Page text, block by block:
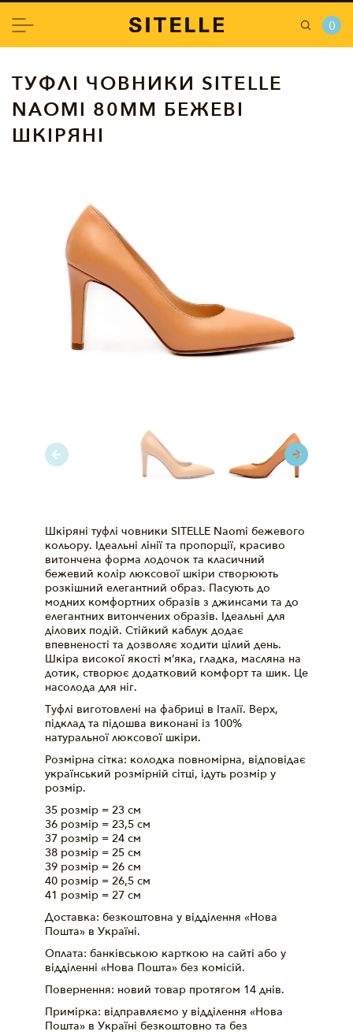
0
ТУФЛІ ЧОВНИКИ SITELLE
NAOMI 80ММ БЕЖЕВІ
ШКІРЯНІ
Шкіряні туфлі човники SITELLE Naomi бежевого
кольору. Ідеальні лінії та пропорції, красиво
витончена форма лодочок та класичний
бежевий колір люксової шкіри створюють
розкішний елегантний образ. Пасують до
модних комфортних образів з джинсами та до
елегантних витончених образів. Ідеальні для
ділових подій. Стійкий каблук додає
впевненості та дозволяє ходити цілий день.
Шкіра високої якості м’яка, гладка, масляна на
дотик, створює додатковий комфорт та шик. Це
насолода для ніг.
Туфлі виготовлені на фабриці в Італії. Верх,
підклад та підошва виконані із 100%
натуральної люксової шкіри.
Розмірна сітка: колодка повномірна, відповідає
український розмірній сітці, ідуть розмір у
розмір.
35 розмір = 23 см
36 розмір = 23,5 см
37 розмір = 24 см
38 розмір = 25 см
39 розмір = 26 см
40 розмір = 26,5 см
41 розмір = 27 см
Доставка: безкоштовна у відділення «Нова
Пошта» в Україні.
Оплата: банківською карткою на сайті або у
відділенні «Нова Пошта» без комісій.
Повернення: новий товар протягом 14 днів.
Примірка: відправляємо у відділення «Нова
Пошта» в Україні безкоштовно та без